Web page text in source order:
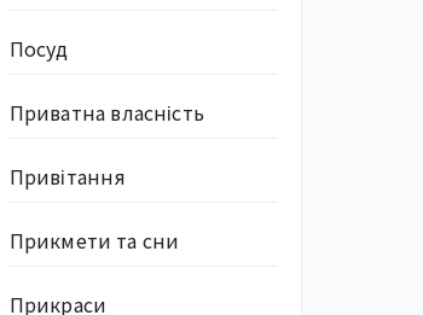
Посуд
Приватна власність
Привітання
Прикмети та сни
Прикраси